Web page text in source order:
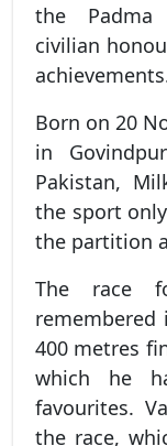
the Padma
civilian
Born on 20
in
Pakistan,
the sport
the partition
The race
400 metres
which he
favourites.
the race,